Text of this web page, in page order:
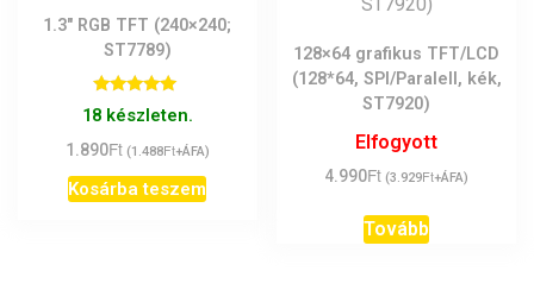
1.3″ RGB TFT (240×240;
ST7789)
Értékelés:
5.00
18 készleten.
1.890Ft (1.488Ft+ÁFA)
Kosárba teszem
128×64 grafikus TFT/LCD
(128*64, SPI/Paralell, kék,
ST7920)
Elfogyott
4.990Ft (3.929Ft+ÁFA)
Tovább